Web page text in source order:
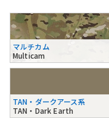
マルチカム
Multicam
TAN・ダークアース系
TAN・Dark Earth